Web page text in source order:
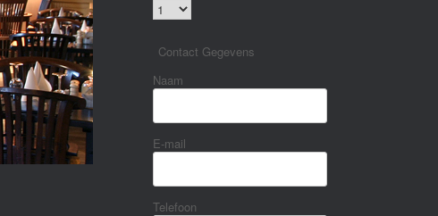
Contact Gegevens
Naam
E-mail
Telefoon